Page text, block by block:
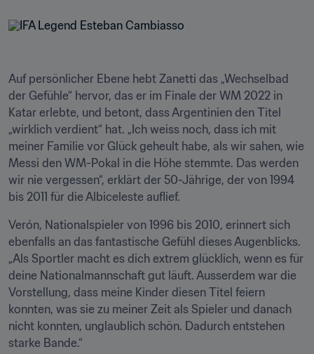
Auf persönlicher Ebene hebt Zanetti das „Wechselbad
der Gefühle“ hervor, das er im Finale der WM 2022 in
Katar erlebte, und betont, dass Argentinien den Titel
„wirklich verdient“ hat. „Ich weiss noch, dass ich mit
meiner Familie vor Glück geheult habe, als wir sahen, wie
Messi den WM-Pokal in die Höhe stemmte. Das werden
wir nie vergessen“, erklärt der 50-Jährige, der von 1994
bis 2011 für die Albiceleste auflief.
Verón, Nationalspieler von 1996 bis 2010, erinnert sich
ebenfalls an das fantastische Gefühl dieses Augenblicks.
„Als Sportler macht es dich extrem glücklich, wenn es für
deine Nationalmannschaft gut läuft. Ausserdem war die
Vorstellung, dass meine Kinder diesen Titel feiern
konnten, was sie zu meiner Zeit als Spieler und danach
nicht konnten, unglaublich schön. Dadurch entstehen
starke Bande.“